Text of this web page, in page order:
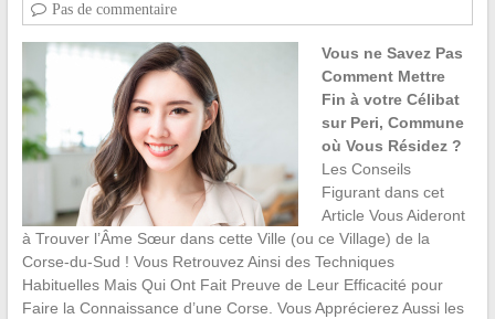
Pas de commentaire
Vous ne Savez Pas
Comment Mettre
Fin à votre Célibat
sur Peri, Commune
où Vous Résidez ?
Les Conseils
Figurant dans cet
Article Vous Aideront
à Trouver l’Âme Sœur dans cette Ville (ou ce Village) de la
Corse-du-Sud ! Vous Retrouvez Ainsi des Techniques
Habituelles Mais Qui Ont Fait Preuve de Leur Efficacité pour
Faire la Connaissance d’une Corse. Vous Apprécierez Aussi les